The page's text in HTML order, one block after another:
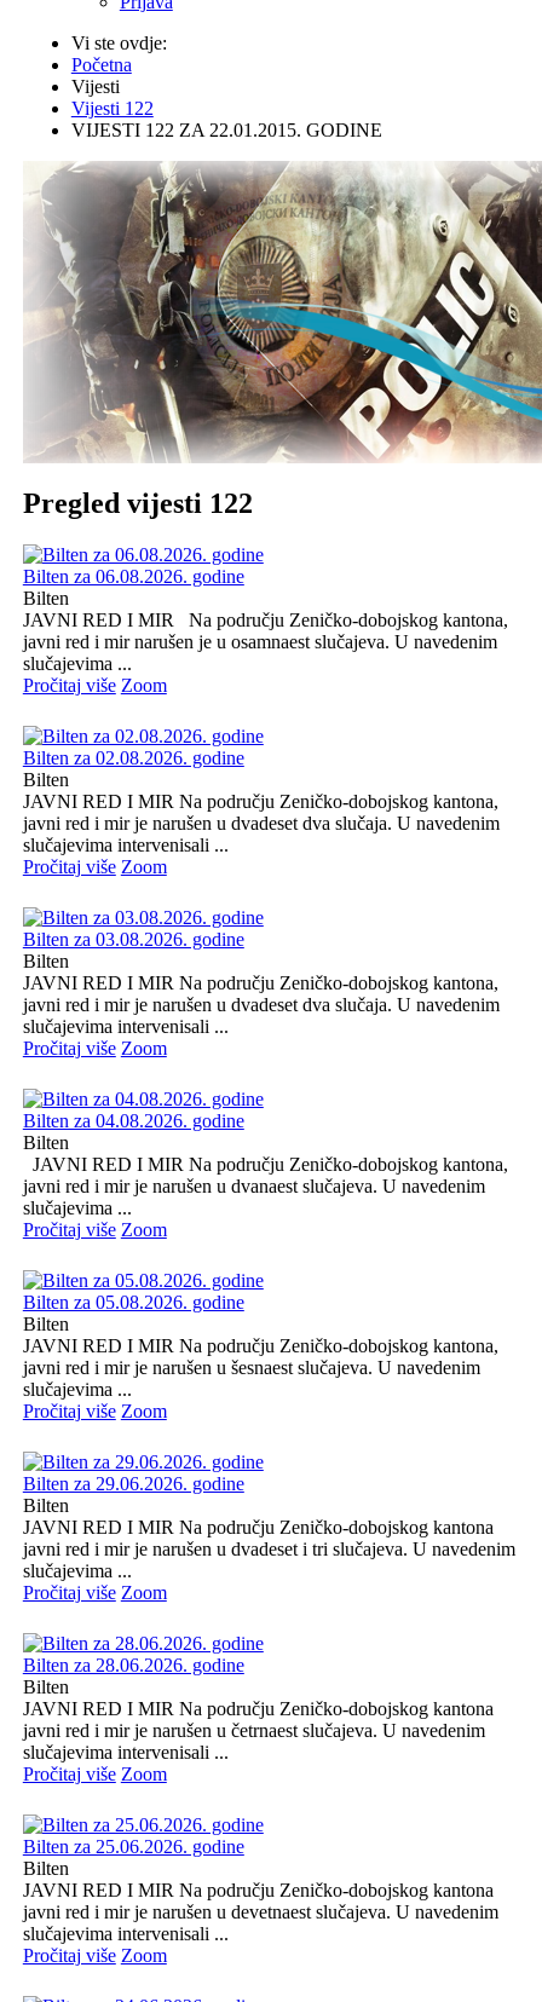
Vi ste ovdje:
Početna
Vijesti
Vijesti 122
VIJESTI 122 ZA 22.01.2015. GODINE
Pregled vijesti 122
Bilten za 06.08.2026. godine
Bilten
JAVNI RED I MIR Na području Zeničko-dobojskog kantona,
javni red i mir narušen je u osamnaest slučajeva. U navedenim
slučajevima ...
Pročitaj više Zoom
Bilten za 02.08.2026. godine
Bilten
JAVNI RED I MIR Na području Zeničko-dobojskog kantona,
javni red i mir je narušen u dvadeset dva slučaja. U navedenim
slučajevima intervenisali ...
Pročitaj više Zoom
Bilten za 03.08.2026. godine
Bilten
JAVNI RED I MIR Na području Zeničko-dobojskog kantona,
javni red i mir je narušen u dvadeset dva slučaja. U navedenim
slučajevima intervenisali ...
Pročitaj više Zoom
Bilten za 04.08.2026. godine
Bilten
JAVNI RED I MIR Na području Zeničko-dobojskog kantona,
javni red i mir je narušen u dvanaest slučajeva. U navedenim
slučajevima ...
Pročitaj više Zoom
Bilten za 05.08.2026. godine
Bilten
JAVNI RED I MIR Na području Zeničko-dobojskog kantona,
javni red i mir je narušen u šesnaest slučajeva. U navedenim
slučajevima ...
Pročitaj više Zoom
Bilten za 29.06.2026. godine
Bilten
JAVNI RED I MIR Na području Zeničko-dobojskog kantona
javni red i mir je narušen u dvadeset i tri slučajeva. U navedenim
slučajevima ...
Pročitaj više Zoom
Bilten za 28.06.2026. godine
Bilten
JAVNI RED I MIR Na području Zeničko-dobojskog kantona
javni red i mir je narušen u četrnaest slučajeva. U navedenim
slučajevima intervenisali ...
Pročitaj više Zoom
Bilten za 25.06.2026. godine
Bilten
JAVNI RED I MIR Na području Zeničko-dobojskog kantona
javni red i mir je narušen u devetnaest slučajeva. U navedenim
slučajevima intervenisali ...
Pročitaj više Zoom